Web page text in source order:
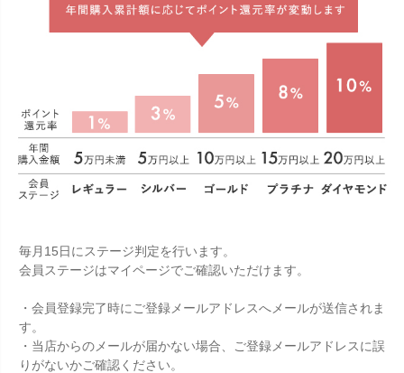
毎月15日にステージ判定を行います。
会員ステージはマイページでご確認いただけます。
・会員登録完了時にご登録メールアドレスへメールが送信されま
す。
・当店からのメールが届かない場合、ご登録メールアドレスに誤
りがないかご確認ください。